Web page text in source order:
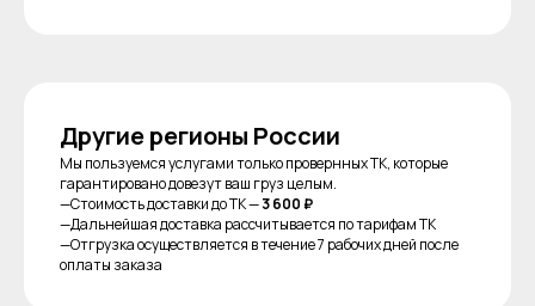
Другие регионы России
Мы пользуемся услугами только провернных ТК, которые
гарантировано довезут ваш груз целым.
—Стоимость доставки до ТК —3 600 ₽
—Дальнейшая доставка рассчитывается по тарифам ТК
—Отгрузка осуществляется в течение 7 рабочих дней после
оплаты заказа